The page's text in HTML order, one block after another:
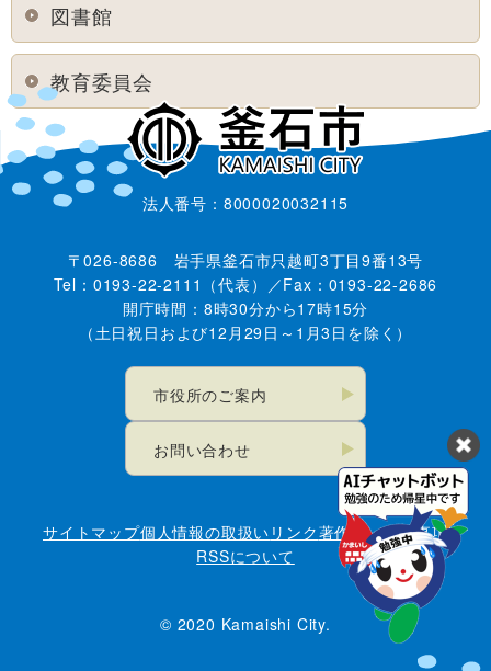
図書館
教育委員会
法人番号：8000020032115
〒026-8686 岩手県釜石市只越町3丁目9番13号
Tel：0193-22-2111（代表）／Fax：0193-22-2686
開庁時間：8時30分から17時15分
（土日祝日および12月29日～1月3日を除く）
市役所のご案内
お問い合わせ
サイトマップ個人情報の取扱い リンク著作権・免責事項
RSSについて
© 2020 Kamaishi City.